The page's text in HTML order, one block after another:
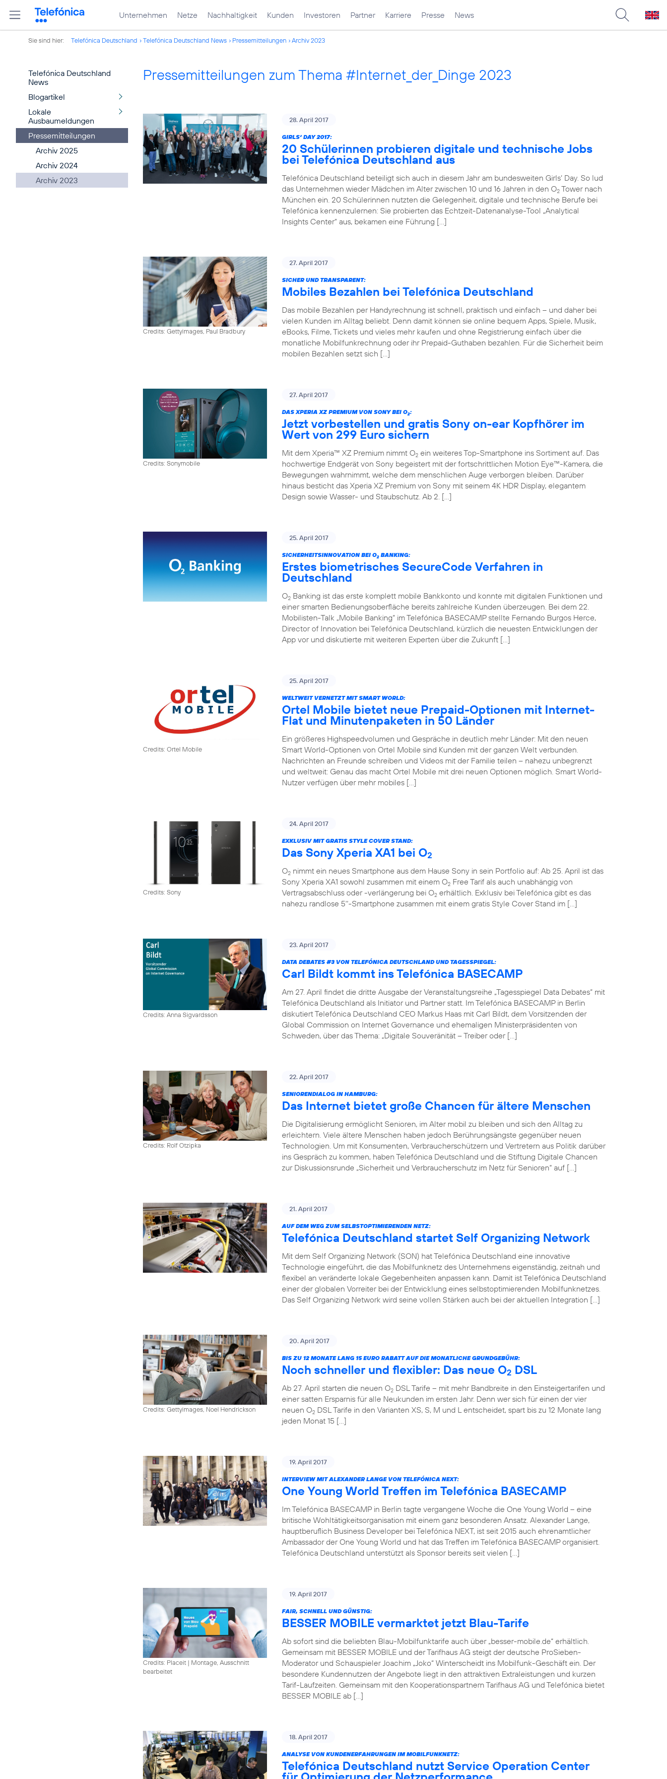
Unternehmen Netze Nachhaltigkeit Kunden Investoren Partner Karriere Presse News
Sie sind hier: Telefónica Deutschland Telefónica Deutschland News Pressemitteilungen Archiv 2023
Telefónica Deutschland
News
Blogartikel
Lokale
Ausbaumeldungen
Pressemitteilungen
Archiv 2025
Archiv 2024
Archiv 2023
Pressemitteilungen zum Thema #Internet_der_Dinge 2023
28. April 2017
GIRLS‘ DAY 2017:
20 Schülerinnen probieren digitale und technische Jobs
bei Telefónica Deutschland aus
Telefónica Deutschland beteiligt sich auch in diesem Jahr am bundesweiten Girls‘ Day. So lud
das Unternehmen wieder Mädchen im Alter zwischen 10 und 16 Jahren in den O2 Tower nach
München ein. 20 Schülerinnen nutzten die Gelegenheit, digitale und technische Berufe bei
Telefónica kennenzulernen: Sie probierten das Echtzeit-Datenanalyse-Tool „Analytical
Insights Center“ aus, bekamen eine Führung […]
Credits: Gettyimages, Paul Bradbury
27. April 2017
SICHER UND TRANSPARENT:
Mobiles Bezahlen bei Telefónica Deutschland
Das mobile Bezahlen per Handyrechnung ist schnell, praktisch und einfach – und daher bei
vielen Kunden im Alltag beliebt. Denn damit können sie online bequem Apps, Spiele, Musik,
eBooks, Filme, Tickets und vieles mehr kaufen und ohne Registrierung einfach über die
monatliche Mobilfunkrechnung oder ihr Prepaid-Guthaben bezahlen. Für die Sicherheit beim
mobilen Bezahlen setzt sich […]
Credits: Sonymobile
27. April 2017
DAS XPERIA XZ PREMIUM VON SONY BEI O2:
Jetzt vorbestellen und gratis Sony on-ear Kopfhörer im
Wert von 299 Euro sichern
Mit dem Xperia™ XZ Premium nimmt O2 ein weiteres Top-Smartphone ins Sortiment auf. Das
hochwertige Endgerät von Sony begeistert mit der fortschrittlichen Motion Eye™-Kamera, die
Bewegungen wahrnimmt, welche dem menschlichen Auge verborgen bleiben. Darüber
hinaus besticht das Xperia XZ Premium von Sony mit seinem 4K HDR Display, elegantem
Design sowie Wasser- und Staubschutz. Ab 2. […]
25. April 2017
SICHERHEITSINNOVATION BEI O2 BANKING:
Erstes biometrisches SecureCode Verfahren in
Deutschland
O2 Banking ist das erste komplett mobile Bankkonto und konnte mit digitalen Funktionen und
einer smarten Bedienungsoberfläche bereits zahlreiche Kunden überzeugen. Bei dem 22.
Mobilisten-Talk „Mobile Banking“ im Telefónica BASECAMP stellte Fernando Burgos Herce,
Director of Innovation bei Telefónica Deutschland, kürzlich die neuesten Entwicklungen der
App vor und diskutierte mit weiteren Experten über die Zukunft […]
Credits: Ortel Mobile
25. April 2017
WELTWEIT VERNETZT MIT SMART WORLD:
Ortel Mobile bietet neue Prepaid-Optionen mit Internet-
Flat und Minutenpaketen in 50 Länder
Ein größeres Highspeedvolumen und Gespräche in deutlich mehr Länder: Mit den neuen
Smart World-Optionen von Ortel Mobile sind Kunden mit der ganzen Welt verbunden.
Nachrichten an Freunde schreiben und Videos mit der Familie teilen – nahezu unbegrenzt
und weltweit: Genau das macht Ortel Mobile mit drei neuen Optionen möglich. Smart World-
Nutzer verfügen über mehr mobiles […]
Credits: Sony
24. April 2017
EXKLUSIV MIT GRATIS STYLE COVER STAND:
Das Sony Xperia XA1 bei O2
O2 nimmt ein neues Smartphone aus dem Hause Sony in sein Portfolio auf: Ab 25. April ist das
Sony Xperia XA1 sowohl zusammen mit einem O2 Free Tarif als auch unabhängig von
Vertragsabschluss oder -verlängerung bei O2 erhältlich. Exklusiv bei Telefónica gibt es das
nahezu randlose 5‘‘-Smartphone zusammen mit einem gratis Style Cover Stand im […]
Credits: Anna Sigvardsson
23. April 2017
DATA DEBATES #3VON TELEFÓNICA DEUTSCHLAND UND TAGESSPIEGEL:
Carl Bildt kommt ins Telefónica BASECAMP
Am 27. April findet die dritte Ausgabe der Veranstaltungsreihe „Tagesspiegel Data Debates“ mit
Telefónica Deutschland als Initiator und Partner statt. Im Telefónica BASECAMP in Berlin
diskutiert Telefónica Deutschland CEO Markus Haas mit Carl Bildt, dem Vorsitzenden der
Global Commission on Internet Governance und ehemaligen Ministerpräsidenten von
Schweden, über das Thema: „Digitale Souveränität – Treiber oder […]
Credits: Rolf Otzipka
22. April 2017
SENIORENDIALOG IN HAMBURG:
Das Internet bietet große Chancen für ältere Menschen
Die Digitalisierung ermöglicht Senioren, im Alter mobil zu bleiben und sich den Alltag zu
erleichtern. Viele ältere Menschen haben jedoch Berührungsängste gegenüber neuen
Technologien. Um mit Konsumenten, Verbraucherschützern und Vertretern aus Politik darüber
ins Gespräch zu kommen, haben Telefónica Deutschland und die Stiftung Digitale Chancen
zur Diskussionsrunde „Sicherheit und Verbraucherschutz im Netz für Senioren“ auf […]
21. April 2017
AUF DEM WEG ZUM SELBSTOPTIMIERENDEN NETZ:
Telefónica Deutschland startet Self Organizing Network
Mit dem Self Organizing Network (SON) hat Telefónica Deutschland eine innovative
Technologie eingeführt, die das Mobilfunknetz des Unternehmens eigenständig, zeitnah und
flexibel an veränderte lokale Gegebenheiten anpassen kann. Damit ist Telefónica Deutschland
einer der globalen Vorreiter bei der Entwicklung eines selbstoptimierenden Mobilfunknetzes.
Das Self Organizing Network wird seine vollen Stärken auch bei der aktuellen Integration […]
Credits: Gettyimages, Noel Hendrickson
20. April 2017
BIS ZU 12 MONATE LANG 15 EURO RABATT AUF DIE MONATLICHE GRUNDGEBÜHR:
Noch schneller und flexibler: Das neue O2 DSL
Ab 27. April starten die neuen O2 DSL Tarife – mit mehr Bandbreite in den Einsteigertarifen und
einer satten Ersparnis für alle Neukunden im ersten Jahr. Denn wer sich für einen der vier
neuen O2 DSL Tarife in den Varianten XS, S, M und L entscheidet, spart bis zu 12 Monate lang
jeden Monat 15 […]
19. April 2017
INTERVIEW MIT ALEXANDER LANGE VON TELEFÓNICA NEXT:
One Young World Treffen im Telefónica BASECAMP
Im Telefónica BASECAMP in Berlin tagte vergangene Woche die One Young World – eine
britische Wohltätigkeitsorganisation mit einem ganz besonderen Ansatz. Alexander Lange,
hauptberuflich Business Developer bei Telefónica NEXT, ist seit 2015 auch ehrenamtlicher
Ambassador der One Young World und hat das Treffen im Telefónica BASECAMP organisiert.
Telefónica Deutschland unterstützt als Sponsor bereits seit vielen […]
Credits: Placeit | Montage, Ausschnitt
bearbeitet
19. April 2017
FAIR, SCHNELL UND GÜNSTIG:
BESSER MOBILE vermarktet jetzt Blau-Tarife
Ab sofort sind die beliebten Blau-Mobilfunktarife auch über „besser-mobile.de“ erhältlich.
Gemeinsam mit BESSER MOBILE und der Tarifhaus AG steigt der deutsche ProSieben-
Moderator und Schauspieler Joachim „Joko“ Winterscheidt ins Mobilfunk-Geschäft ein. Der
besondere Kundennutzen der Angebote liegt in den attraktiven Extraleistungen und kurzen
Tarif-Laufzeiten. Gemeinsam mit den Kooperationspartnern Tarifhaus AG und Telefónica bietet
BESSER MOBILE ab […]
18. April 2017
ANALYSE VON KUNDENERFAHRUNGEN IM MOBILFUNKNETZ:
Telefónica Deutschland nutzt Service Operation Center